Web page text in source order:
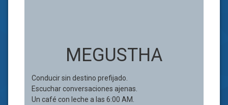
MEGUSTHA
Conducir sin destino prefijado.
Escuchar conversaciones ajenas.
Un café con leche a las 6:00 AM.